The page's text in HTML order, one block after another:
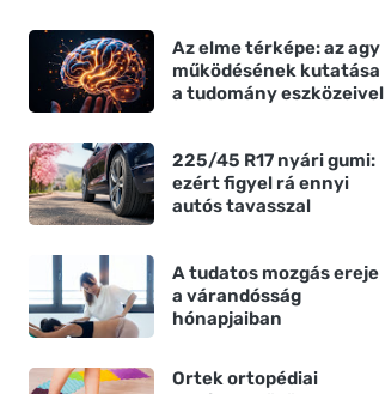
Az elme térképe: az agy
működésének kutatása
a tudomány eszközeivel
225/45 R17 nyári gumi:
ezért figyel rá ennyi
autós tavasszal
A tudatos mozgás ereje
a várandósság
hónapjaiban
Ortek ortopédiai